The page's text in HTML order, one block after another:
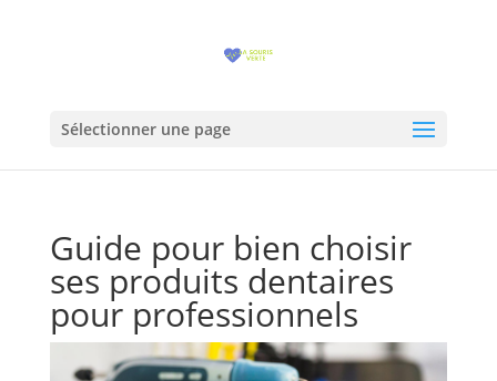
Sélectionner une page
Guide pour bien choisir
ses produits dentaires
pour professionnels